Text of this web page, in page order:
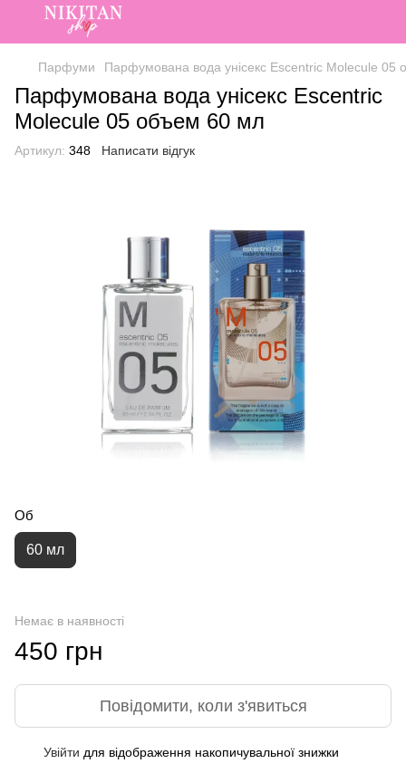
Парфуми Парфумована вода унісекс Escentric Molecule 05
Парфумована вода унісекс Escentric
Molecule 05 объем 60 мл
Артикул: 348 Написати відгук
Об
60 мл
Немає в наявності
450 грн
Повідомити, коли з'явиться
Увійти для відображення накопичувальної знижки